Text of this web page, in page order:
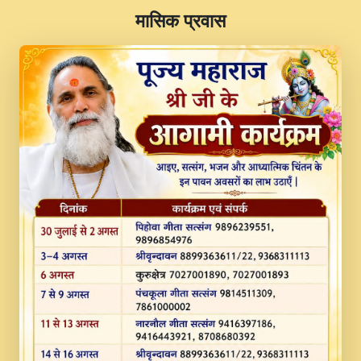
JINU SATGURU AAP BULAVE by Rasik
Pawan ji 20-11-19 Sankirtan At VEER JI
PRABHU KUTEER CHANNEL.mp3
Kina Sohna Tera Bhawan Sajaya Mata
Vaishno Devi Aarti Mata Rani Bhajan By
Lakhwinder Wadali Ji.mp3
MERE MANN VICH KANTH KALER
NEW PUNAJBI DEVOTIONAL SONG 2017
FULL VIDEO HD.mp3
Na To Roop Hai Bindu Ji Maharaj Pad - A
Divine Bhajan by Shri Indresh Ji
#BhaktiPath.mp3
Radha Rani Ki Kirpa Best Devotional
Song By Chitra Vichitra.mp3
​मासिक प्रवास